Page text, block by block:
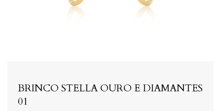
BRINCO STELLA OURO E DIAMANTES
01